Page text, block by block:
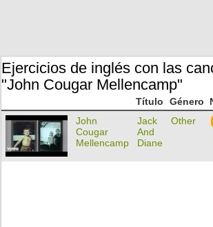
Ejercicios de inglés con las
"John Cougar Mellencamp"
Título Género
John
Cougar
Mellencamp
Jack
And
Diane
Other